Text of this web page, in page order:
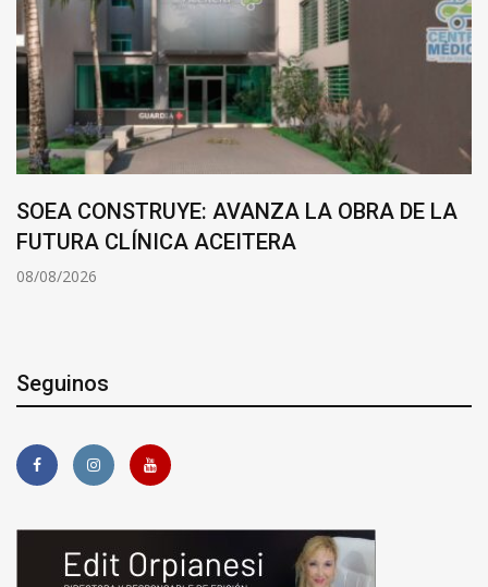
SOEA CONSTRUYE: AVANZA LA OBRA DE LA
FUTURA CLÍNICA ACEITERA
08/08/2026
Seguinos